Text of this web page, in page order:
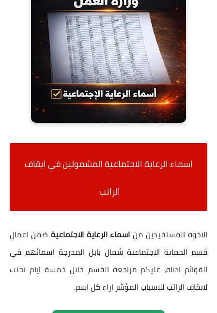
اسماء الرعاية الاجتماعية المشمولين في ايقاف
الراتب
الاخوه المستفيدين من اسماء الرعاية الاجتماعية ضمن اعمال
قسم الحماية الاجتماعية شمال بابل المدرجة اسمائهم في
القوائم ادناه، عليكم مراجعة القسم خلال خمسة ايام تجنب
لايقاف الراتب للاسباب المؤشر ازاء كل اسم.